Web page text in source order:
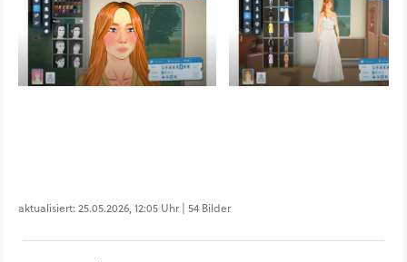
aktualisiert: 25.05.2026, 12:05 Uhr | 54 Bilder